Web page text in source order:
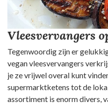
Vleesvervangers
Tegenwoordig zijn er
vegan vleesvervangers
je ze vrijwel overal kunt
supermarktketens tot de
assortiment is enorm divers,